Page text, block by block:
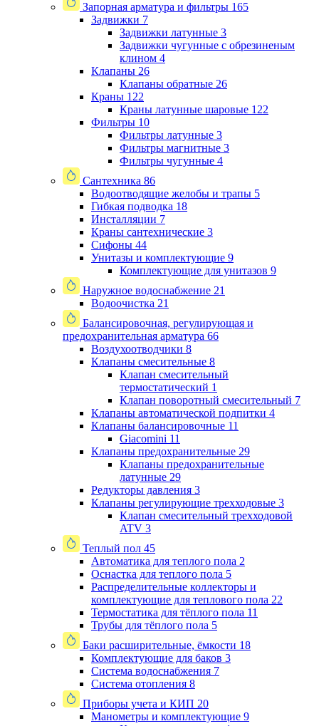
Запорная арматура и фильтры 165
Задвижки 7
Задвижки латунные 3
Задвижки чугунные с обрезиненым
клином 4
Клапаны 26
Клапаны обратные 26
Краны 122
Краны латунные шаровые 122
Фильтры 10
Фильтры латунные 3
Фильтры магнитные 3
Фильтры чугунные 4
Сантехника 86
Водоотводящие желобы и трапы 5
Гибкая подводка 18
Инсталляции 7
Краны сантехнические 3
Сифоны 44
Унитазы и комплектующие 9
Комплектующие для унитазов 9
Наружное водоснабжение 21
Водоочистка 21
Балансировочная, регулирующая и
предохранительная арматура 66
Воздухоотводчики 8
Клапаны cмесительные 8
Клапан cмесительный
термостатический 1
Клапан поворотный cмесительный 7
Клапаны автоматической подпитки 4
Клапаны балансировочные 11
Giacomini 11
Клапаны предохранительные 29
Клапаны предохранительные
латунные 29
Редукторы давления 3
Клапаны регулирующие трехходовые 3
Клапан смесительный трехходовой
ATV 3
Теплый пол 45
Автоматика для теплого пола 2
Оснастка для теплого пола 5
Распределительные коллекторы и
комплектующие для теплового пола 22
Термостатика для тёплого пола 11
Трубы для тёплого пола 5
Баки расширительные, ёмкости 18
Комплектующие для баков 3
Система водоснабжения 7
Система отопления 8
Приборы учета и КИП 20
Манометры и комплектующие 9